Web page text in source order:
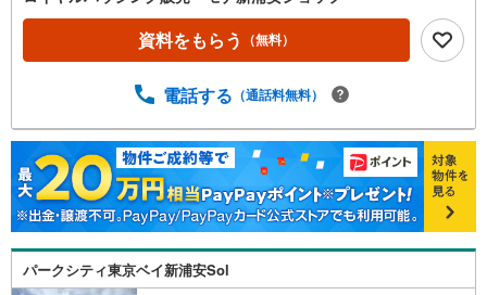
資料をもらう （無料）
電話する （通話料無料）
パークシティ東京ベイ新浦安Sol